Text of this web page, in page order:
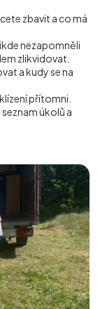
zbavit a co má
nezapomněli
zlikvidovat.
a kudy se na
přítomni.
úkolů a